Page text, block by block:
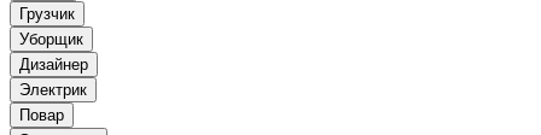
Грузчик
Уборщик
Дизайнер
Электрик
Повар